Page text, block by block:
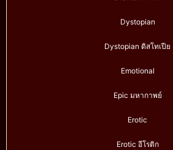
Dystopian
Dystopian ดิสโทเปีย
Emotional
Epic มหากาพย์
Erotic
Erotic อีโรติก